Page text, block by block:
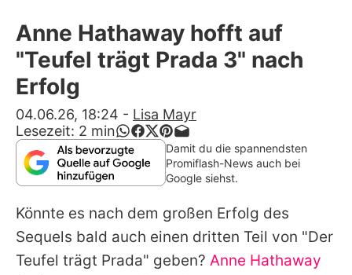
Stars
Filme & Serien
Lifestyle
Familie & Liebe
Promiflash Exklusiv
Alle Themen auf Promiflash
Jobs
Anne Hathaway hofft auf
"Teufel trägt Prada 3" nach
Erfolg
04.06.26, 18:24 - Lisa Mayr
Lesezeit: 2 min
Damit du die spannendsten
Promiflash-News auch bei
Google siehst.
Könnte es nach dem großen Erfolg des
Sequels bald auch einen dritten Teil von "Der
Teufel trägt Prada" geben? Anne Hathaway